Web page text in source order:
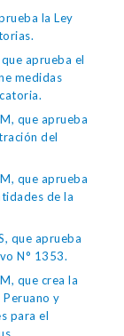
la Ley
aprueba el
medidas
que aprueba
del
que aprueba
de la
que aprueba
N° 1353.
que crea la
y
para el